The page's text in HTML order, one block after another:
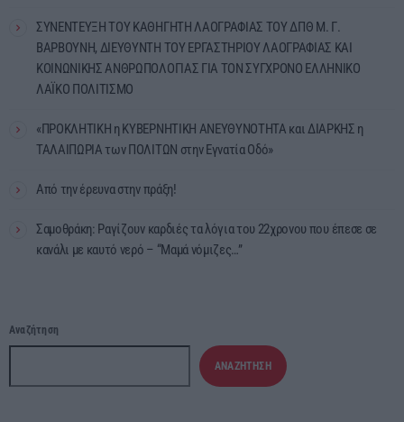
ΣΥΝΕΝΤΕΥΞΗ ΤΟΥ ΚΑΘΗΓΗΤΗ ΛΑΟΓΡΑΦΙΑΣ ΤΟΥ ΔΠΘ Μ. Γ.
ΒΑΡΒΟΥΝΗ, ΔΙΕΥΘΥΝΤΗ ΤΟΥ ΕΡΓΑΣΤΗΡΙΟΥ ΛΑΟΓΡΑΦΙΑΣ ΚΑΙ
ΚΟΙΝΩΝΙΚΗΣ ΑΝΘΡΩΠΟΛΟΓΙΑΣ ΓΙΑ ΤΟΝ ΣΥΓΧΡΟΝΟ ΕΛΛΗΝΙΚΟ
ΛΑΪΚΟ ΠΟΛΙΤΙΣΜΟ
«ΠΡΟΚΛΗΤΙΚΗ η ΚΥΒΕΡΝΗΤΙΚΗ ΑΝΕΥΘΥΝΟΤΗΤΑ και ΔΙΑΡΚΗΣ η
ΤΑΛΑΙΠΩΡΙΑ των ΠΟΛΙΤΩΝ στην Εγνατία Οδό»
Από την έρευνα στην πράξη!
Σαμοθράκη: Ραγίζουν καρδιές τα λόγια του 22χρονου που έπεσε σε
κανάλι με καυτό νερό – “Μαμά νόμιζες…”
Αναζήτηση
ΑΝΑΖΉΤΗΣΗ